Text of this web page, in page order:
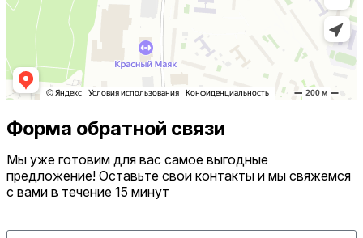
Форма обратной связи
Мы уже готовим для вас самое выгодные
предложение! Оставьте свои контакты и мы свяжемся
с вами в течение 15 минут